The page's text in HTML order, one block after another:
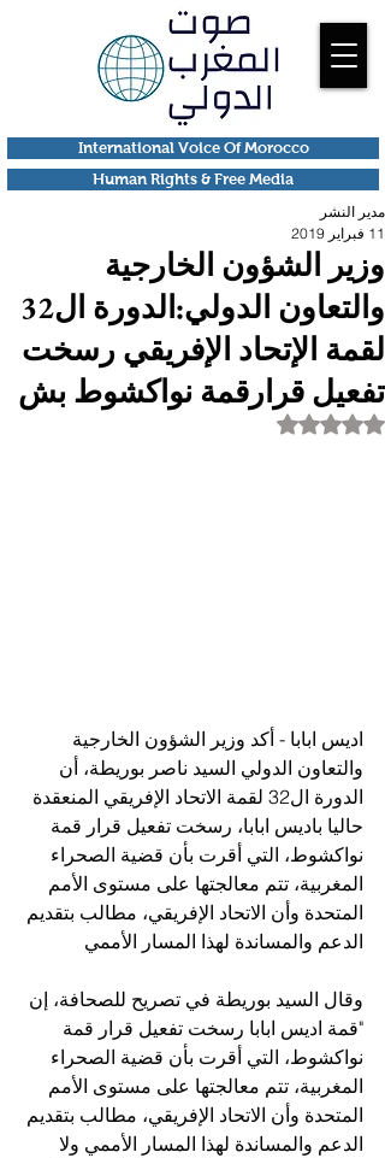
Human Rights & Free Media
International Voice Of Morocco
وزير الشؤون الخارجية
والتعاون الدولي:الدورة ال32
لقمة الإتحاد الإفريقي رسخت
تفعيل قرارقمة نواكشوط بش
مدير النشر
11 فبراير 2019
تم التقييم بـ ليس رقمًا من أصل 5 نجوم.
اديس ابابا - أكد وزير الشؤون الخارجية
والتعاون الدولي السيد ناصر بوريطة، أن
الدورة ال32 لقمة الاتحاد الإفريقي المنعقدة
حاليا باديس ابابا، رسخت تفعيل قرار قمة
نواكشوط، التي أقرت بأن قضية الصحراء
المغربية، تتم معالجتها على مستوى الأمم
المتحدة وأن الاتحاد الإفريقي، مطالب بتقديم
الدعم والمساندة لهذا المسار الأممي
وقال السيد بوريطة في تصريح للصحافة، إن
"قمة اديس ابابا رسخت تفعيل قرار قمة
نواكشوط، التي أقرت بأن قضية الصحراء
المغربية، تتم معالجتها على مستوى الأمم
المتحدة وأن الاتحاد الإفريقي، مطالب بتقديم
الدعم والمساندة لهذا المسار الأممي ولا